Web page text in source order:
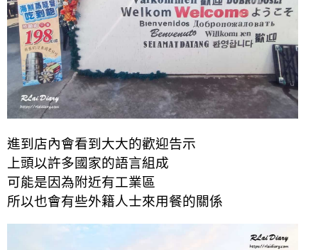
進到店內會看到大大的歡迎告示
上頭以許多國家的語言組成
可能是因為附近有工業區
所以也會有些外籍人士來用餐的關係